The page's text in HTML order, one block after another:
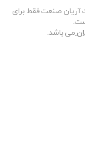
آریان صنعت فقط برای
می باشد.